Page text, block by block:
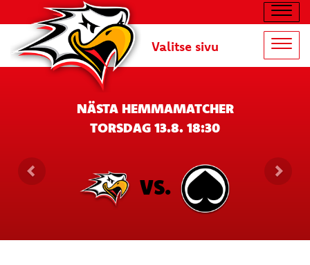
Valitse sivu
NÄSTA HEMMAMATCHER
TORSDAG 13.8. 18:30
VS.